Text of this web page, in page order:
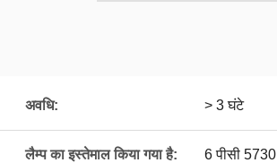
अवधि: > 3 घंटे
लैम्प का इस्तेमाल किया गया है: 6 पीसी